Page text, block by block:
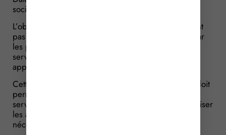
sociale.
L’objectif est clair : éviter que ces données, qui n’ont
pas vocation à figurer sur les documents délivrés par
les professionnels de santé au travail ou par les
services de santé au travail en agriculture, y
apparaissent.
Cette entrée en vigueur différée au 1er juin 2026 doit
permettre aux éditeurs des logiciels utilisés par les
services de prévention et de santé au travail de réaliser
les adaptations et développements informatiques
nécessaires.